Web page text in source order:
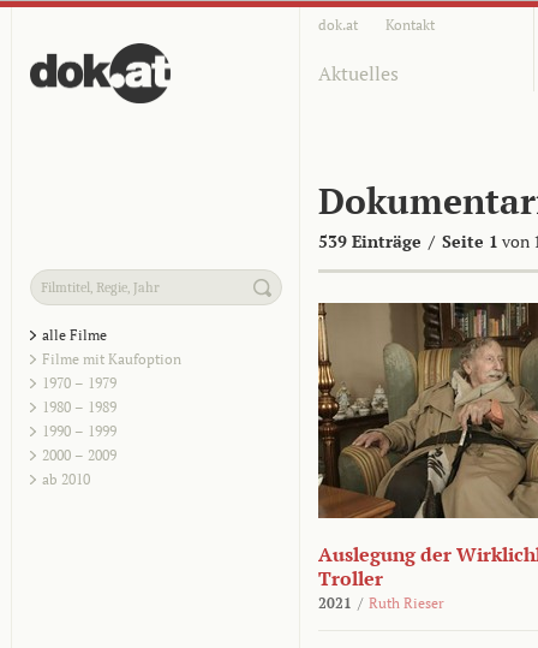
dok.at Kontakt
Aktuelles
539 Einträge / Seite 1 von
alle Filme
Filme mit Kaufoption
1970 – 1979
1980 – 1989
1990 – 1999
2000 – 2009
ab 2010
Auslegung der
Troller
2021 / Ruth Rieser